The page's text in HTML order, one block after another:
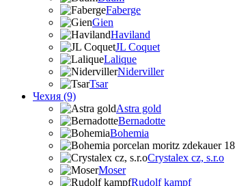
Faberge
Gien
Haviland
JL Coquet
Lalique
Niderviller
Tsar
Чехия (9)
Astra gold
Bernadotte
Bohemia
Crystalex cz, s.r.o
Moser
Rudolf kampf